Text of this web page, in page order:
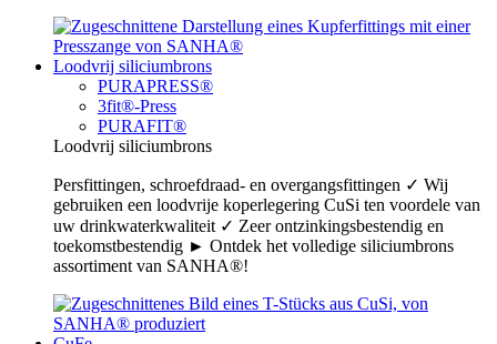
Loodvrij siliciumbrons
PURAPRESS®
3fit®-Press
PURAFIT®
Loodvrij siliciumbrons
Persfittingen, schroefdraad- en overgangsfittingen ✓ Wij
gebruiken een loodvrije koperlegering CuSi ten voordele van
uw drinkwaterkwaliteit ✓ Zeer ontzinkingsbestendig en
toekomstbestendig ► Ontdek het volledige siliciumbrons
assortiment van SANHA®!